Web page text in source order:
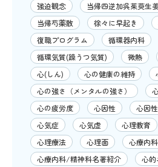
強迫観念
当帰四逆加呉茱萸生
当帰芍薬散
徐々に早起き
復職プログラム
循環器内科
循環気質(躁うつ気質)
微熱
心(しん)
心の健康の維持
心の強さ（メンタルの強さ）
心の疲労度
心因性 心因
心気症
心気虚 心理教育
心理療法
心理面
心療内科
心療内科/精神科名著紹介
心的